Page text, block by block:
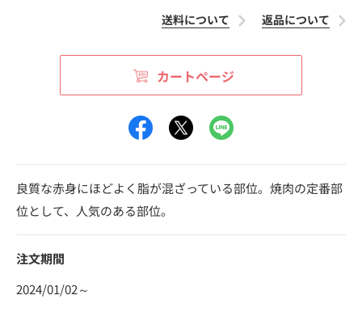
送料について 返品について
カートページ
良質な赤身にほどよく脂が混ざっている部位。焼肉の定番部
位として、人気のある部位。
注文期間
2024/01/02～